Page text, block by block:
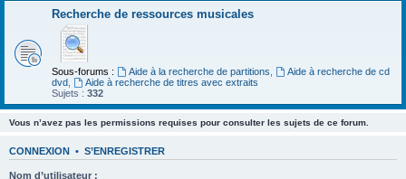
Recherche de ressources musicales
Sous-forums : Aide à la recherche de partitions
Aide à recherche de cd
dvd
Aide à recherche de titres avec extraits
Sujets : 332
Vous n’avez pas les permissions requises pour consulter les sujets de ce forum.
CONNEXION • S’ENREGISTRER
Nom d’utilisateur :